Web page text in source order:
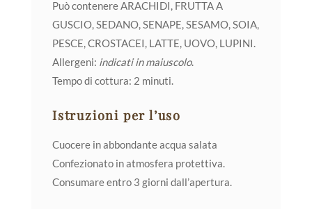
Può contenere ARACHIDI, FRUTTA A
GUSCIO, SEDANO, SENAPE, SESAMO, SOIA,
PESCE, CROSTACEI, LATTE, UOVO, LUPINI.
Allergeni: indicati in maiuscolo.
Tempo di cottura: 2 minuti.
Istruzioni per l’uso
Cuocere in abbondante acqua salata
Confezionato in atmosfera protettiva.
Consumare entro 3 giorni dall’apertura.